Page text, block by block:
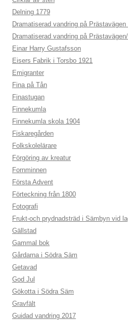
Delning 1779
Dramatiserad vandring på Prästavägen
Dramatiserad vandring på
Einar Harry Gustafsson
Eisers Fabrik i Torsbo 1921
Emigranter
Fina på Tån
Finastugan
Finnekumla
Finnekumla skola 1904
Fiskaregården
Folkskolelärare
Förgöring av kreatur
Fornminnen
Första Advent
Förteckning från 1800
Fotografi
Frukt-och prydnadsträd i Sämbyn vid
Gällstad
Gammal bok
Gårdarna i Södra Säm
Getavad
God Jul
Gökotta i Södra Säm
Gravfält
Guidad vandring 2017